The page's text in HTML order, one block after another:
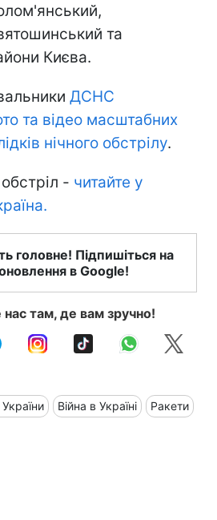
та
Києва.
ДСНС
та відео масштабних
нічного обстрілу.
- читайте у
головне! Підпишіться на
в Google!
там, де вам зручно!
Війна в Україні Ракети